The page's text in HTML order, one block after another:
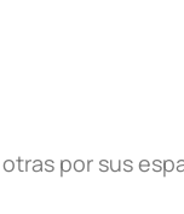
por sus